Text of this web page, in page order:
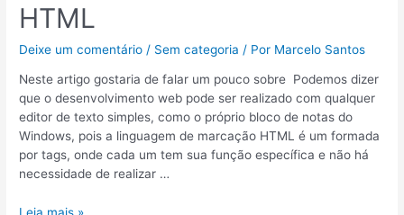
3
–
Parte
HTML
Deixe um comentário / Sem categoria / Por Marcelo Santos
Neste artigo gostaria de falar um pouco sobre Podemos dizer
que o desenvolvimento web pode ser realizado com qualquer
editor de texto simples, como o próprio bloco de notas do
Windows, pois a linguagem de marcação HTML é um formada
por tags, onde cada um tem sua função específica e não há
necessidade de realizar …
A